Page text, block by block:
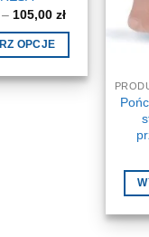
– 105,00 złZakres
105,00 zł
OPCJE
produkt